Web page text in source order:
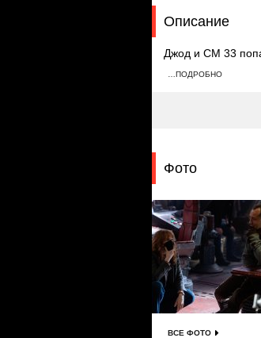
Описание
Джод и СМ 33
Да Навуд
…ПОДРОБНО
Фото
ВСЕ ФОТО